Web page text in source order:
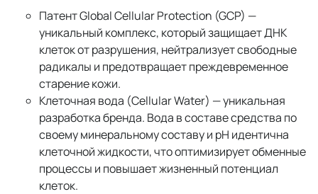
Патент Global Cellular Protection (GCP) —
уникальный комплекс, который защищает ДНК
клеток от разрушения, нейтрализует свободные
радикалы и предотвращает преждевременное
старение кожи.
Клеточная вода (Cellular Water) — уникальная
разработка бренда. Вода в составе средства по
своему минеральному составу и pH идентична
клеточной жидкости, что оптимизирует обменные
процессы и повышает жизненный потенциал
клеток.